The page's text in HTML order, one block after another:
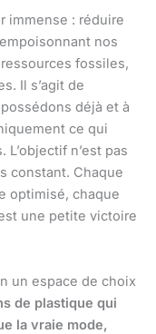
immense : réduire
empoisonnant nos
fossiles,
Il s’agit de
déjà et à
ce qui
n’est pas
constant. Chaque
optimisé, chaque
une petite victoire
un espace de choix
de plastique qui
la vraie mode,